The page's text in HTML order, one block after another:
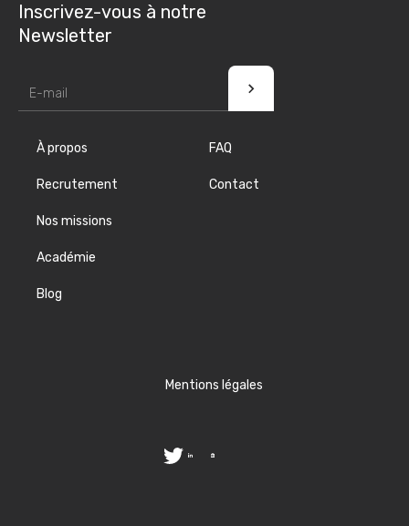
Inscrivez-vous à notre
Newsletter
À propos
Recrutement
Nos missions
Académie
Blog
FAQ
Contact
Mentions légales